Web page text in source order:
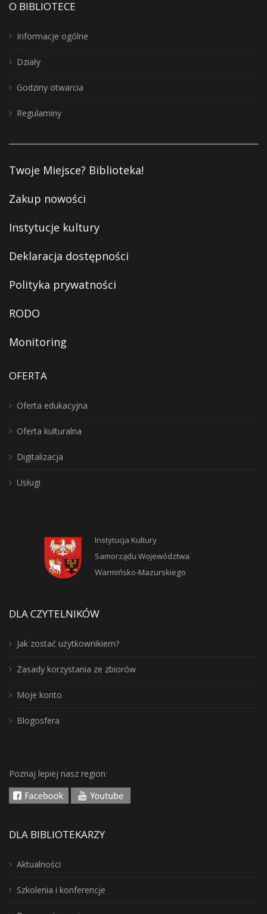
O BIBLIOTECE
Informacje ogólne
Działy
Godziny otwarcia
Regulaminy
Twoje Miejsce? Biblioteka!
Zakup nowości
Instytucje kultury
Deklaracja dostępności
Polityka prywatności
RODO
Monitoring
OFERTA
Oferta edukacyjna
Oferta kulturalna
Digitalizacja
Usługi
Instytucja Kultury
Samorządu Województwa
Warmińsko-Mazurskiego
DLA CZYTELNIKÓW
Jak zostać użytkownikiem?
Zasady korzystania ze zbiorów
Moje konto
Blogosfera
Poznaj lepiej nasz region:
DLA BIBLIOTEKARZY
Aktualności
Szkolenia i konferencje